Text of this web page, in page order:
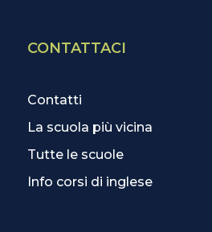
CONTATTACI
Contatti
La scuola più vicina
Tutte le scuole
Info corsi di inglese